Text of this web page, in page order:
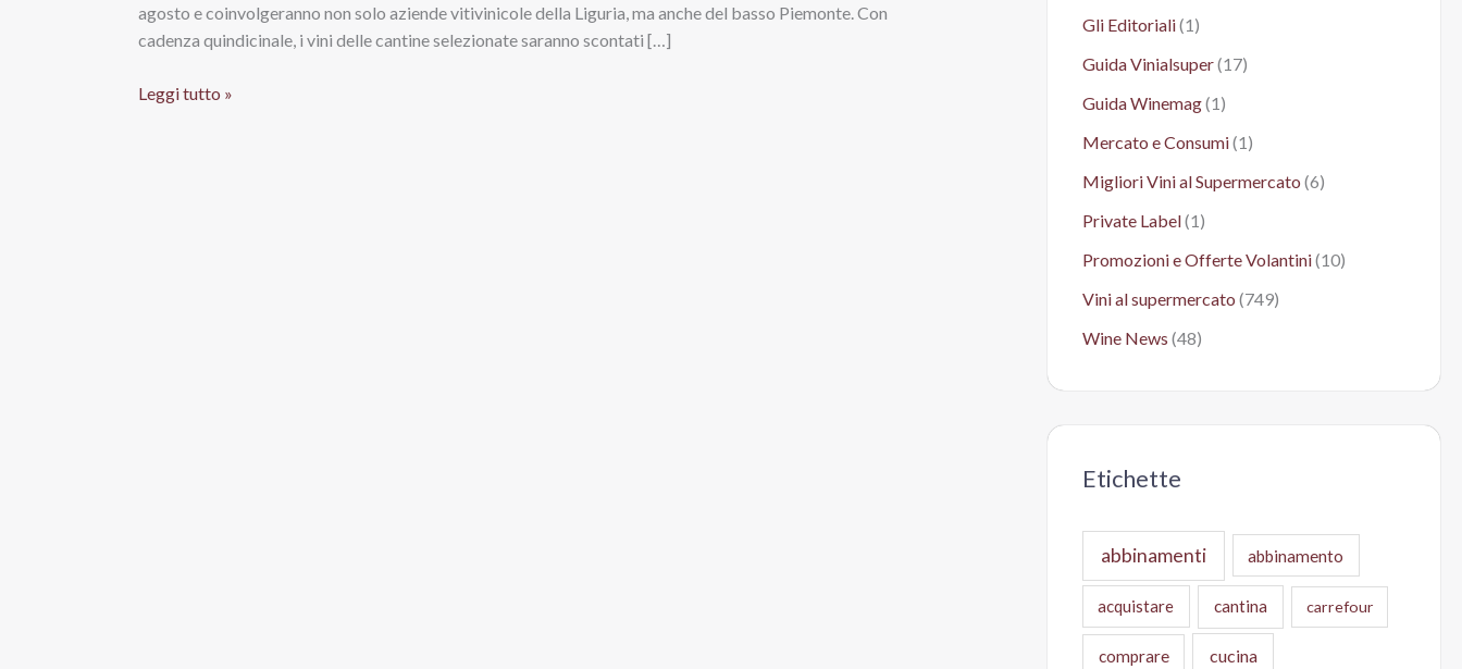
agosto e coinvolgeranno non solo aziende vitivinicole della Liguria, ma anche del basso Piemonte. Con
cadenza quindicinale, i vini delle cantine selezionate saranno scontati […]
Coop
Leggi tutto »
Gli Editoriali(1)
Guida Vinialsuper(17)
Guida Winemag(1)
Mercato e Consumi(1)
Migliori Vini al Supermercato (6)
Private Label(1)
Promozioni e Offerte Volantini(10)
Vini al supermercato (749)
Wine News (48)
Etichette
abbinamenti abbinamento
acquistare cantina carrefour
comprare cucina